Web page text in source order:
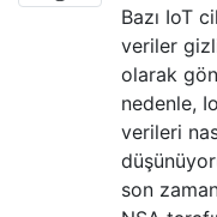
Bazı IoT
veriler
olarak
nedenle,
verileri
son